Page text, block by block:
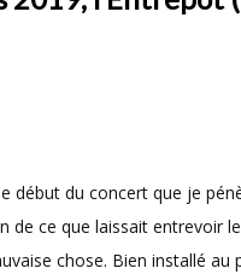
début du concert que je
de ce que laissait entrevoir
chose. Bien installé au